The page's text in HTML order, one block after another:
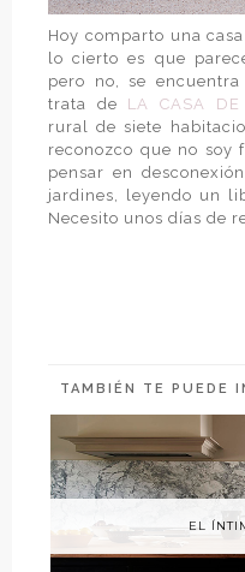
Hoy comparto una
lo cierto es que
pero no, se
trata de LA CASA DE
rural de siete
reconozco que no soy
pensar en
jardines, leyendo un
Necesito unos días de
TAMBIÉN TE PUEDE
EL